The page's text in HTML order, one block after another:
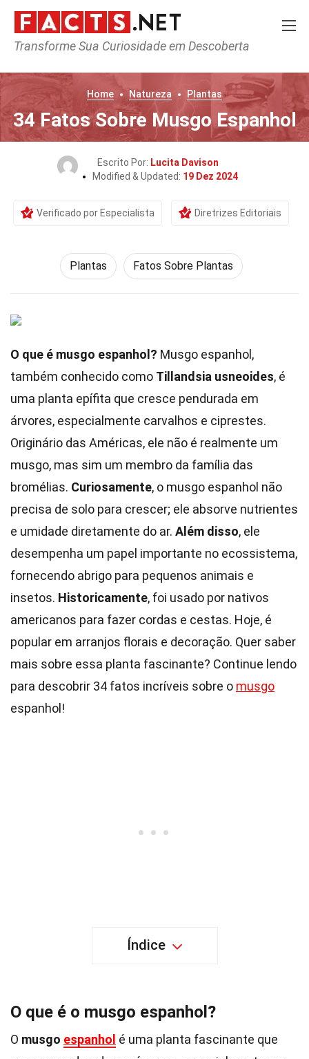
Transforme Sua Curiosidade em Descoberta
Home Natureza Plantas
34 Fatos Sobre Musgo Espanhol
Escrito Por: Lucita Davison
Modified & Updated: 19 Dez 2024
Verificado por Especialista Diretrizes Editoriais
Plantas Fatos Sobre Plantas
O que é musgo espanhol? Musgo espanhol,
também conhecido como Tillandsia usneoides, é
uma planta epífita que cresce pendurada em
árvores, especialmente carvalhos e ciprestes.
Originário das Américas, ele não é realmente um
musgo, mas sim um membro da família das
bromélias. Curiosamente, o musgo espanhol não
precisa de solo para crescer; ele absorve nutrientes
e umidade diretamente do ar. Além disso, ele
desempenha um papel importante no ecossistema,
fornecendo abrigo para pequenos animais e
insetos. Historicamente, foi usado por nativos
americanos para fazer cordas e cestas. Hoje, é
popular em arranjos florais e decoração. Quer saber
mais sobre essa planta fascinante? Continue lendo
para descobrir 34 fatos incríveis sobre o musgo
espanhol!
Índice
O que é o musgo espanhol?
O musgo espanhol é uma planta fascinante que